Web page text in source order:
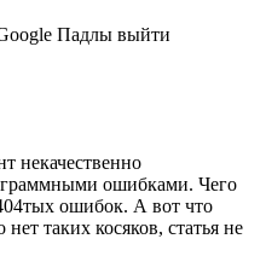
Падлы выйти
некачественно
ошибками. Чего
ошибок. А вот что
нет таких косяков, статья не